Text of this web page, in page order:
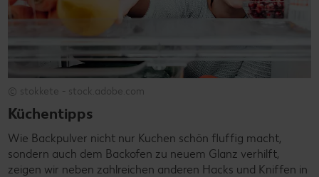
© stokkete - stock.adobe.com
Küchentipps
Wie Backpulver nicht nur Kuchen schön fluffig macht,
sondern auch dem Backofen zu neuem Glanz verhilft,
zeigen wir neben zahlreichen anderen Hacks und Kniffen in